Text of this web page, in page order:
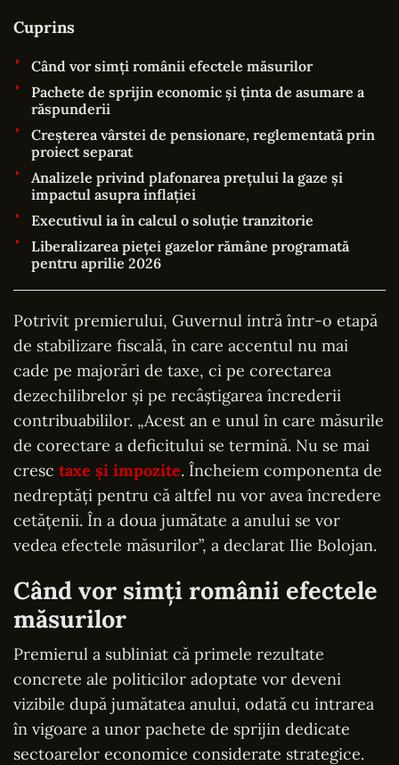
Cuprins
Când vor simți românii efectele măsurilor
Pachete de sprijin economic și ținta de asumare a
răspunderii
Creșterea vârstei de pensionare, reglementată prin
proiect separat
Analizele privind plafonarea prețului la gaze și
impactul asupra inflației
Executivul ia în calcul o soluție tranzitorie
Liberalizarea pieței gazelor rămâne programată
pentru aprilie 2026
Potrivit premierului, Guvernul intră într-o etapă
de stabilizare fiscală, în care accentul nu mai
cade pe majorări de taxe, ci pe corectarea
dezechilibrelor și pe recâștigarea încrederii
contribuabililor. „Acest an e unul în care măsurile
de corectare a deficitului se termină. Nu se mai
cresc taxe și impozite. Încheiem componenta de
nedreptăți pentru că altfel nu vor avea încredere
cetățenii. În a doua jumătate a anului se vor
vedea efectele măsurilor”, a declarat Ilie Bolojan.
Când vor simți românii efectele
măsurilor
Premierul a subliniat că primele rezultate
concrete ale politicilor adoptate vor deveni
vizibile după jumătatea anului, odată cu intrarea
în vigoare a unor pachete de sprijin dedicate
sectoarelor economice considerate strategice.